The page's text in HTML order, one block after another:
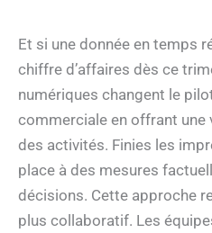
Et si une donnée en temps
chiffre d’affaires dès ce
numériques changent le
commerciale en offrant une
des activités. Finies les
place à des mesures
décisions. Cette approche
plus collaboratif. Les